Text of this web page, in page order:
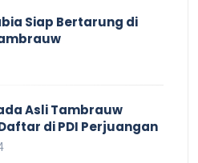
Siap Bertarung di
Asli Tambrauw
di PDI Perjuangan